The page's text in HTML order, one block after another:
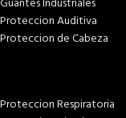
Proteccion Auditiva
Proteccion de Cabeza
Proteccion Respiratoria